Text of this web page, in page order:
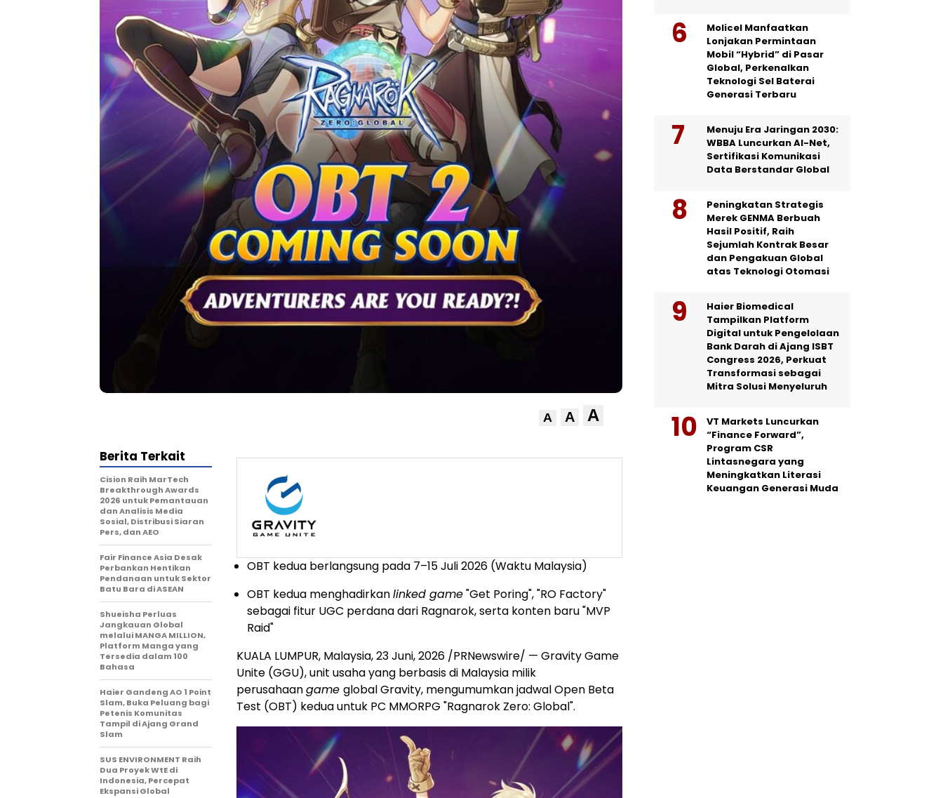
A A A
OBT kedua berlangsung pada 7–15 Juli 2026 (Waktu Malaysia)
OBT kedua menghadirkanlinked game"Get Poring", "RO Factory"
sebagai fitur UGC perdana dari Ragnarok, serta konten baru "MVP
Raid"
KUALA LUMPUR, Malaysia,23 Juni, 2026 /PRNewswire/ — Gravity Game
Unite (GGU), unit usaha yang berbasis di Malaysia milik
perusahaangame global Gravity, mengumumkan jadwal Open Beta
Test (OBT) kedua untuk PC MMORPG "Ragnarok Zero: Global".
Berita Terkait
Cision Raih MarTech
Breakthrough Awards
2026 untuk Pemantauan
dan Analisis Media
Sosial, Distribusi Siaran
Pers, dan AEO
Fair Finance Asia Desak
Perbankan Hentikan
Pendanaan untuk Sektor
Batu Bara di ASEAN
Shueisha Perluas
Jangkauan Global
melalui MANGA MILLION,
Platform Manga yang
Tersedia dalam 100
Bahasa
Haier Gandeng AO 1 Point
Slam, Buka Peluang bagi
Petenis Komunitas
Tampil di Ajang Grand
Slam
SUS ENVIRONMENT Raih
Dua Proyek WtE di
Indonesia, Percepat
Ekspansi Global
Molicel Manfaatkan
Lonjakan Permintaan
Mobil “Hybrid” di Pasar
Global, Perkenalkan
Teknologi Sel Baterai
Generasi Terbaru
Menuju Era Jaringan 2030:
WBBA Luncurkan AI-Net,
Sertifikasi Komunikasi
Data Berstandar Global
Peningkatan Strategis
Merek GENMA Berbuah
Hasil Positif, Raih
Sejumlah Kontrak Besar
dan Pengakuan Global
atas Teknologi Otomasi
Haier Biomedical
Tampilkan Platform
Digital untuk Pengelolaan
Bank Darah di Ajang ISBT
Congress 2026, Perkuat
Transformasi sebagai
Mitra Solusi Menyeluruh
VT Markets Luncurkan
“Finance Forward”,
Program CSR
Lintasnegara yang
Meningkatkan Literasi
Keuangan Generasi Muda